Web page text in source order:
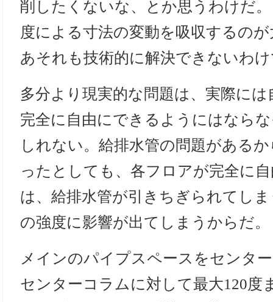
削したくないな、とか思うわけだ
度による寸法の変動を吸収するの
あそれも技術的に解決できないわ
多分より現実的な問題は、実際に
完全に自由にできるようにはなら
しれない。給排水管の問題がある
ったとしても、各フロアが完全に
は、給排水管が引きちぎられてし
の強度に影響が出てしまうからだ。
メインのパイプスペースをセンタ
センターコラムに対して最大120度